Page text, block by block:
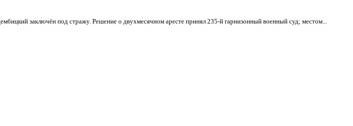
заключён под стражу. Решение о двухмесячном аресте принял 235-й гарнизонный военный суд; местом...